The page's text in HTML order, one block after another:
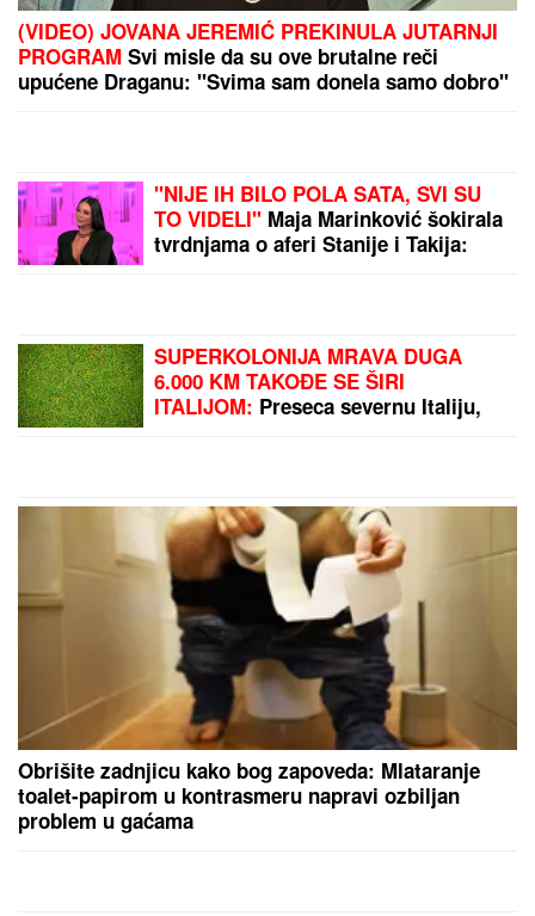
GOCA BOŽINOVSKA SA PORODICOM U GRČKOJ!
(PAPARACO) ĐINA DŽINOVIĆ U
VERENICA DRAGANA STANKOVIĆA
dinara"
(VIDEO) JOVANA JEREMIĆ PREKINULA JUTARNJI